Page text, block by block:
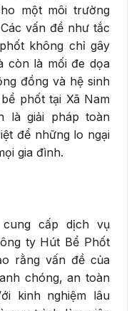
một môi trường
vấn đề như tắc
không chỉ gây
còn là mối đe dọa
đồng và hệ sinh
phốt tại Xã Nam
là giải pháp toàn
để những lo ngại
gia đình.
cấp dịch vụ
ty Hút Bể Phốt
rằng vấn đề của
chóng, an toàn
kinh nghiệm lâu